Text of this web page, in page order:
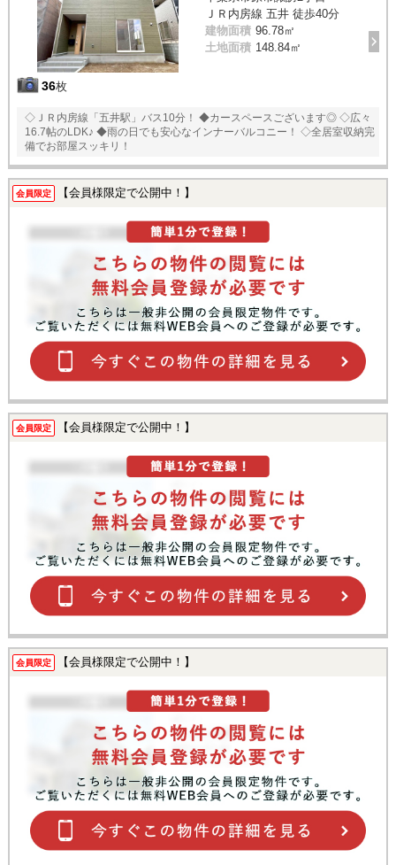
36枚
ＪＲ内房線 五井 徒歩40分
建物面積 96.78㎡
土地面積 148.84㎡
◇ＪＲ内房線「五井駅」バス10分！ ◆カースペースございます◎ ◇広々
16.7帖のLDK♪ ◆雨の日でも安心なインナーバルコニー！ ◇全居室収納完
備でお部屋スッキリ！
会員限定 【会員様限定で公開中！】
会員限定 【会員様限定で公開中！】
会員限定 【会員様限定で公開中！】